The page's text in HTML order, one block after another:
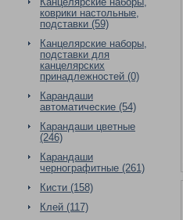
коврики настольные,
подставки (59)
Канцелярские наборы,
подставки для
канцелярских
принадлежностей (0)
Карандаши
автоматические (54)
Карандаши цветные
(246)
Карандаши
чернографитные (261)
Кисти (158)
Клей (117)